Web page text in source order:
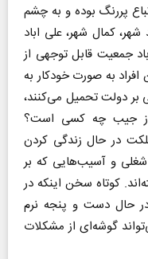
پررنگ بوده و به چشم
کمال شهر، علی اباد
جمعیت قابل توجهی از
به صورت خودکار به
بر دولت تحمیل می‌کنند،
از جیب چه کسی است؟
در این مملکت در حال زندگی کردن
و آسیب‌هایی که بر
کوتاه سخن اینکه در
حال دست و پنجه نرم
گوشه‌ای از مشکلات